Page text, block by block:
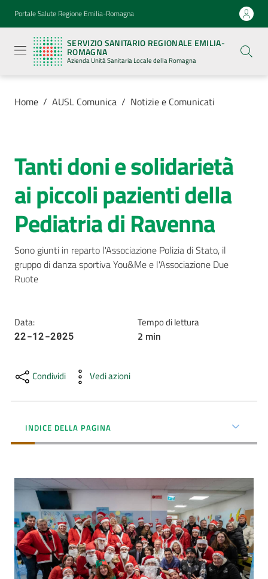
Vai al contenuto
Vai alla navigazione
Vai al footer
Portale Salute Regione Emilia-Romagna
SERVIZIO SANITARIO REGIONALE EMILIA-
ROMAGNA
Azienda Unità Sanitaria Locale della Romagna
Sanitario
Regionale
Emilia-
Romagna
Azienda
Sanitaria
Locale della
Azienda
Servizi
Luoghi
di
cura
Carta
Servizi
Bandi
e
Concorsi
Home / AUSL Comunica / Notizie e Comunicati
Salta al contenuto
Tanti doni e solidarietà
ai piccoli pazienti della
Pediatria di Ravenna
Sono giunti in reparto l'Associazione Polizia di Stato, il
gruppo di danza sportiva You&Me e l'Associazione Due
Ruote
Data:
22-12-2025
Tempo di lettura
2 min
Condividi Vedi azioni
INDICE DELLA PAGINA